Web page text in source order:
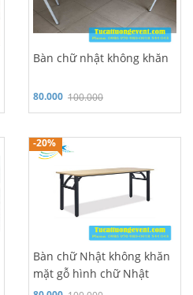
Bàn chữ nhật không khăn
100.000
80.000
Hỗ trợ 24/7: 0986 970 980
-20%
Bàn chữ Nhật không khăn
mặt gỗ hình chữ Nhật
0,5*1m5